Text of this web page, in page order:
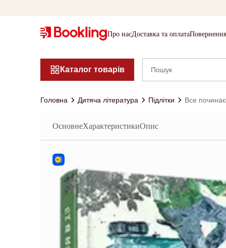
Про насДоставка та оплата
Каталог товарів
Головна Дитяча література Підлітки Все
ОсновнеХарактеристикиОпис